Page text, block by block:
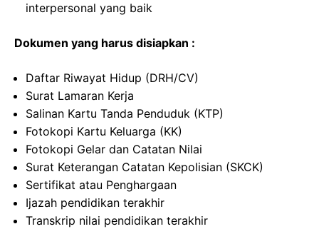
interpersonal yang baik
Dokumen yang harus disiapkan :
Daftar Riwayat Hidup (DRH/CV)
Surat Lamaran Kerja
Salinan Kartu Tanda Penduduk (KTP)
Fotokopi Kartu Keluarga (KK)
Fotokopi Gelar dan Catatan Nilai
Surat Keterangan Catatan Kepolisian (SKCK)
Sertifikat atau Penghargaan
Ijazah pendidikan terakhir
Transkrip nilai pendidikan terakhir